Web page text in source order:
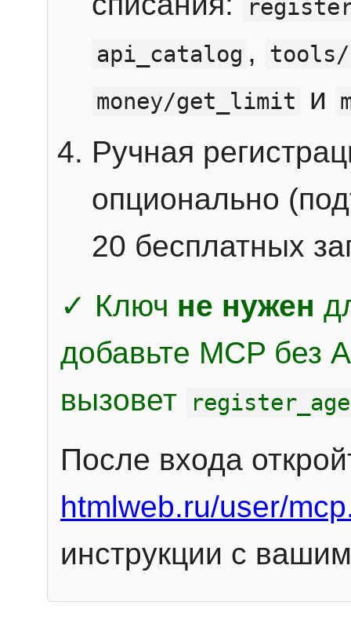
api_catalog ,
money/get_limit
и
Ручная
опционально
20 бесплатных
✓ Ключ не нужен
добавьте MCP без
вызовет
После входа
htmlweb.ru/user/
инструкции с